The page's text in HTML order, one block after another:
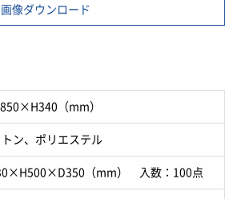
画像ダウンロード
（mm）
トン、ポリエステル
（mm） 入数：100点